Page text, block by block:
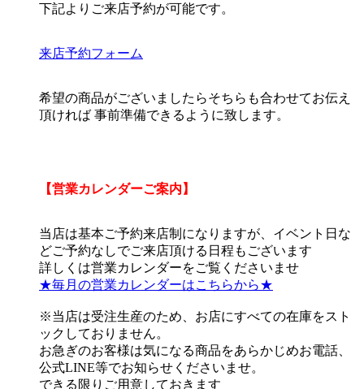
下記よりご来店予約が可能です。
来店予約フォーム
希望の商品がございましたらそちらも合わせてお伝え
頂ければ 事前準備できるように致します。
【営業カレンダーご案内】
当店は基本ご予約来店制になりますが、イベント日な
どご予約なしでご来店頂ける日程もございます
詳しくは営業カレンダーをご覧くださいませ
★毎月の営業カレンダーはこちらから★
※当店は受注生産のため、お店にすべての在庫をスト
ックしておりません。
お急ぎのお客様は気になる商品をあらかじめお電話、
公式LINE等でお知らせくださいませ。
できる限りご用意しておきます